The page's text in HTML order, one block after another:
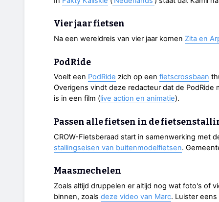
Vier jaar fietsen
Na een wereldreis van vier jaar komen Zita en
PodRide
Voelt een PodRide zich op een fietscrossbaan
Overigens vindt deze redacteur dat de
is in een film (live action en animatie).
Passen alle fietsen in de
CROW-Fietsberaad start in samenwerking met
stallingseisen van buitenmodelfietsen.
Maasmechelen
Zoals altijd druppelen er altijd nog wat foto's of
binnen, zoals deze video van Marc. Luister